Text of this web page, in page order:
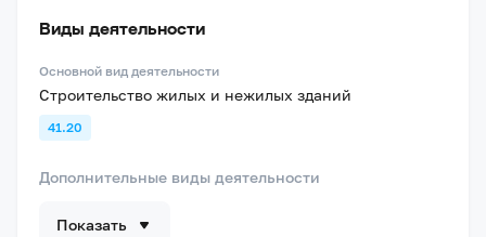
Виды деятельности
Основной вид деятельности
Строительство жилых и нежилых зданий
41.20
Дополнительные виды деятельности
Показать